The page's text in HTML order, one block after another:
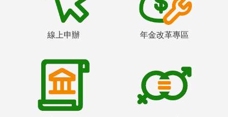
線上申辦 年金改革專區